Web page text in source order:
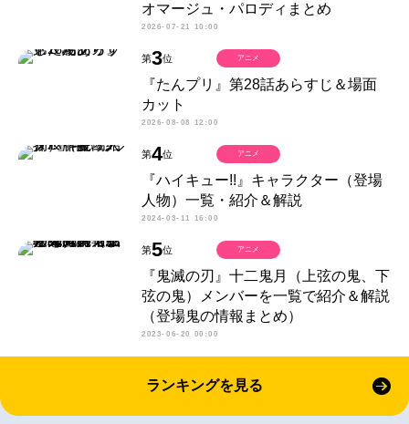
オマージュ・パロディまとめ
2026-07-21 10:00
第3位
『たんプリ』第28話あらすじ＆場面
カット
2026-08-08 12:00
アニメ
第4位
『ハイキュー!!』キャラクター（登場
人物）一覧・紹介＆解説
2024-03-11 16:00
アニメ
第5位
『鬼滅の刃』十二鬼月（上弦の鬼、下
弦の鬼）メンバーを一覧で紹介＆解説
（登場鬼の情報まとめ）
2023-06-20 00:00
アニメ
ランキングを見る